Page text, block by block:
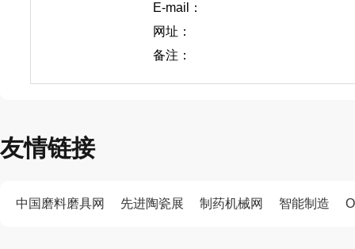
E-mail：
网址：
备注：
友情链接
中国磨料磨具网 先进陶瓷展 制药机械网 智能制造